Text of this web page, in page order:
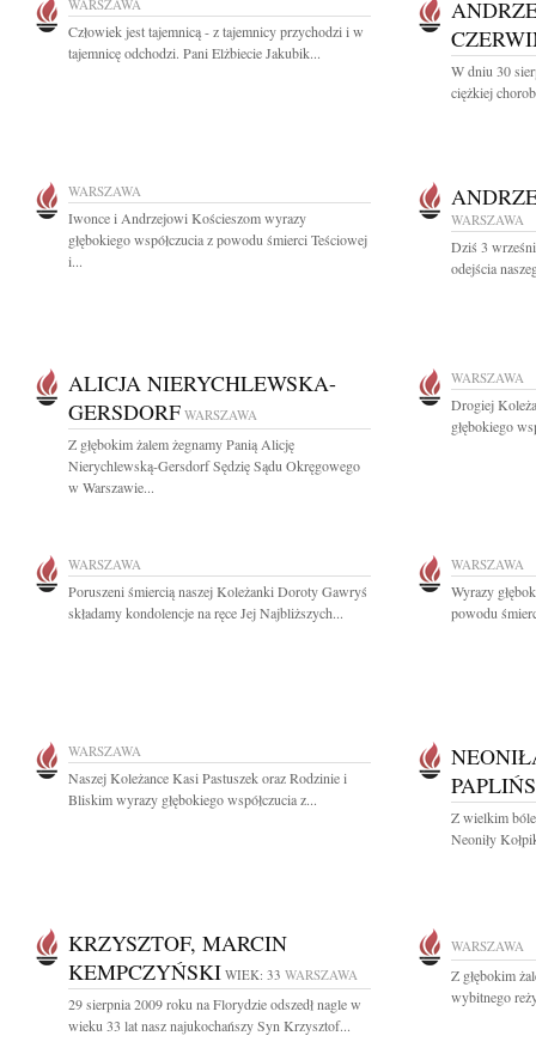
WARSZAWA
Człowiek jest tajemnicą - z tajemnicy przychodzi i w
tajemnicę odchodzi. Pani Elżbiecie Jakubik...
W dniu 30
ciężkiej
WARSZAWA
Iwonce i Andrzejowi Kościeszom wyrazy
głębokiego współczucia z powodu śmierci Teściowej
i...
WARSZAWA
Dziś 3
odejścia
ALICJA NIERYCHLEWSKA-
GERSDORF WARSZAWA
Z głębokim żalem żegnamy Panią Alicję
Nierychlewską-Gersdorf Sędzię Sądu Okręgowego
w Warszawie...
WARSZAWA
Drogiej
głębokiego
WARSZAWA
Poruszeni śmiercią naszej Koleżanki Doroty Gawryś
składamy kondolencje na ręce Jej Najbliższych...
WARSZAWA
Wyrazy
powodu
WARSZAWA
Naszej Koleżance Kasi Pastuszek oraz Rodzinie i
Bliskim wyrazy głębokiego współczucia z...
Z wielkim
Neoniły
KRZYSZTOF, MARCIN
KEMPCZYŃSKI WIEK: 33 WARSZAWA
29 sierpnia 2009 roku na Florydzie odszedł nagle w
wieku 33 lat nasz najukochańszy Syn Krzysztof...
WARSZAWA
Z głębokim
wybitnego